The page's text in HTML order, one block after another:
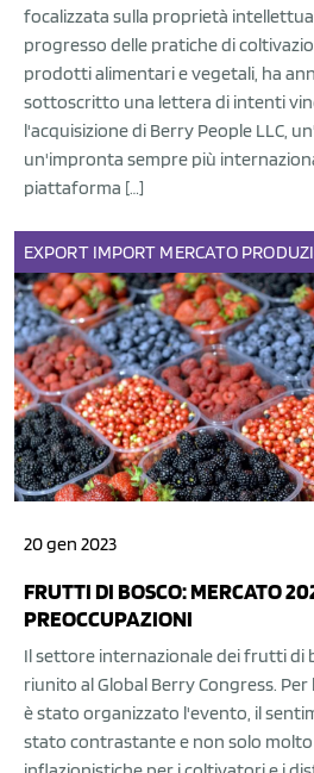
focalizzata sulla proprietà
progresso delle pratiche di
prodotti alimentari e vegetali, ha
sottoscritto una lettera di intenti
l'acquisizione di Berry People LLC,
un'impronta sempre più
piattaforma […]
EXPORT IMPORT MERCATO
20 gen 2023
FRUTTI DI BOSCO: MERCATO
PREOCCUPAZIONI
Il settore internazionale dei frutti di
riunito al Global Berry Congress.
è stato organizzato l'evento, il
stato contrastante e non solo